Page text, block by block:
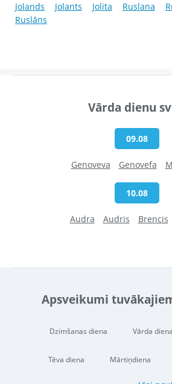
Jolands
Jolants Jolita Ruslana
Ruslāns
Vārda dienu
09.08
Genoveva Genovefa
10.08
Audra Audris Brencis
Apsveikumi
Dzimšanas diena Vārda diena
Tēva diena Mārtiņdiena